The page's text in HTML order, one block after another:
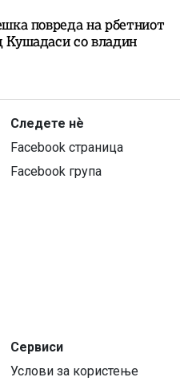
повреда на рбетниот
Кушадаси со владин
Следете нѐ
Facebook страница
Facebook група
Сервиси
Услови за користење